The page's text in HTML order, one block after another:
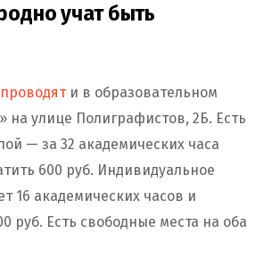
учат быть
проводяти в образовательном
на улице Полиграфистов, 2Б. Есть
— за 32 академических часа
600 руб. Индивидуальное
16 академических часов и
руб. Есть свободные места на оба